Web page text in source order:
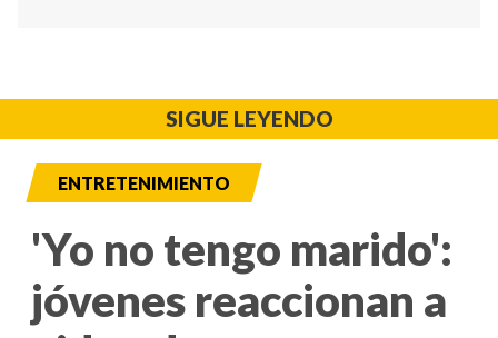
SIGUE LEYENDO
ENTRETENIMIENTO
'Yo no tengo marido':
jóvenes reaccionan a